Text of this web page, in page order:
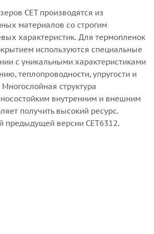
CET производятся из
материалов со строгим
характеристик. Для термопленок
используются специальные
с уникальными характеристиками
теплопроводности, упругости и
Многослойная структура
внутренним и внешним
получить высокий ресурс.
предыдущей версии CET6312.